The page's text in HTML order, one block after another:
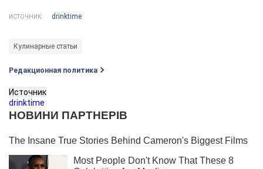
ИСТОЧНИК: drinktime
Кулинарные статьи
Редакционная политика
Источник
drinktime